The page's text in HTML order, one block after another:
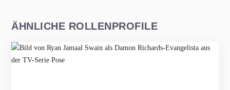
ÄHNLICHE ROLLENPROFILE